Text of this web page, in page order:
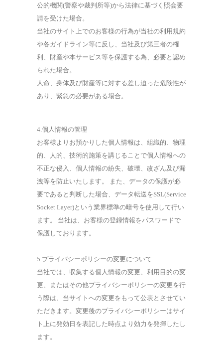
公的機関(警察や裁判所等)から法律に基づく照会要
請を受けた場合。
当社のサイト上でのお客様の行為が当社の利用規約
や各ガイドライン等に反し、当社及び第三者の権
利、財産や本サービス等を保護する為、必要と認め
られた場合。
人命、身体及び財産等に対する差し迫った危険性が
あり、緊急の必要がある場合。
4.個人情報の管理
お客様よりお預かりした個人情報は、組織的、物理
的、人的、技術的施策を講じることで個人情報への
不正な侵入、個人情報の紛失、破壊、改ざん及び漏
洩等を防止いたします。 また、データの保護が必
要であると判断した場合、データ転送をSSL(Service
Socket Layer)という業界標準の暗号を使用して行い
ます。 当社は、お客様の登録情報をパスワードで
保護しております。
5.プライバシーポリシーの変更について
当社では、収集する個人情報の変更、利用目的の変
更、またはその他プライバシーポリシーの変更を行
う際は、当サイトへの変更をもって公表とさせてい
ただきます。変更後のプライバシーポリシーはサイ
ト上に発効日を表記した時点より効力を発揮したし
ます。